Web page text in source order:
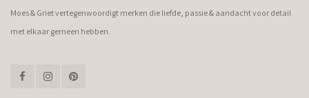
Moes & Griet vertegenwoordigt merken die liefde, passie & aandacht voor detail
met elkaar gemeen hebben.